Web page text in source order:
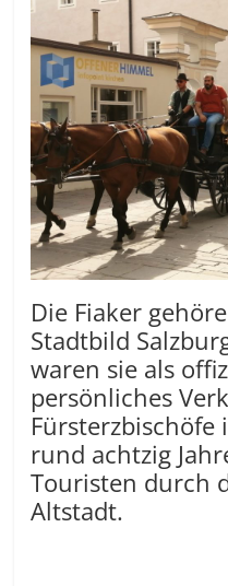
Die Fiaker
Stadtbild
waren sie als
persönliches
Fürsterzbischöfe
rund achtzig
Touristen durch
Altstadt.